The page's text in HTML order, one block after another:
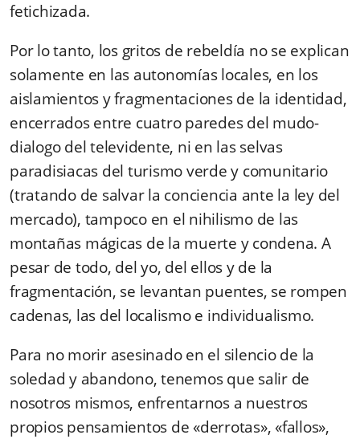
fetichizada.
Por lo tanto, los gritos de rebeldía no se explican
solamente en las autonomías locales, en los
aislamientos y fragmentaciones de la identidad,
encerrados entre cuatro paredes del mudo-
dialogo del televidente, ni en las selvas
paradisiacas del turismo verde y comunitario
(tratando de salvar la conciencia ante la ley del
mercado), tampoco en el nihilismo de las
montañas mágicas de la muerte y condena. A
pesar de todo, del yo, del ellos y de la
fragmentación, se levantan puentes, se rompen
cadenas, las del localismo e individualismo.
Para no morir asesinado en el silencio de la
soledad y abandono, tenemos que salir de
noso­tros mismos, enfrentarnos a nuestros
propios pensamientos de «derrotas», «fallos»,